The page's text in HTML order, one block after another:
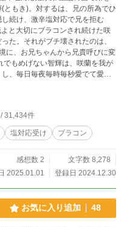
ともき)。対するは、兄の所為でひ
続け、激辛塩対応で兄を拒む
と大切にブラコンされ続けた咲
た。それがブチ壊されたのは、
に、お兄ちゃんから兄貴呼びに変
でもめげない智輝は、咲蘭を我が
、毎日毎夜毎時毎秒愛でて愛で
を公開します アホBL好きな方
゜ お気に召しましたら、お気に入
ちゃ励みになります🤗✨ ※息
する合間に書いていくので、更
想やメッセー
ofuse.me/e/32936
31,434件
塩対応受け ブラコン
感想数 2
文字数 8,278
2025.01.01
登録日 2024.12.30
お気に入り追加 48